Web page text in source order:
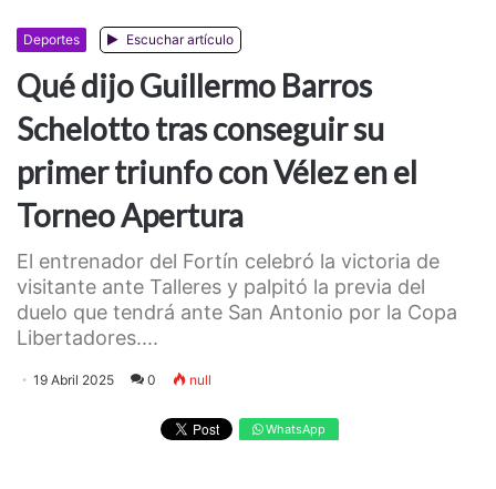
Deportes Escuchar artículo
Qué dijo Guillermo Barros
Schelotto tras conseguir su
primer triunfo con Vélez en el
Torneo Apertura
El entrenador del Fortín celebró la victoria de
visitante ante Talleres y palpitó la previa del
duelo que tendrá ante San Antonio por la Copa
Libertadores....
19 Abril 2025 0 null
WhatsApp